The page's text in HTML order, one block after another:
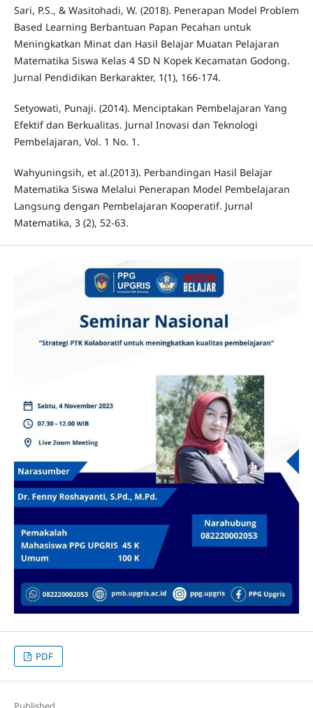
Sari, P.S., & Wasitohadi, W. (2018). Penerapan Model Problem
Based Learning Berbantuan Papan Pecahan untuk
Meningkatkan Minat dan Hasil Belajar Muatan Pelajaran
Matematika Siswa Kelas 4 SD N Kopek Kecamatan Godong.
Jurnal Pendidikan Berkarakter, 1(1), 166-174.
Setyowati, Punaji. (2014). Menciptakan Pembelajaran Yang
Efektif dan Berkualitas. Jurnal Inovasi dan Teknologi
Pembelajaran, Vol. 1 No. 1.
Wahyuningsih, et al.(2013). Perbandingan Hasil Belajar
Matematika Siswa Melalui Penerapan Model Pembelajaran
Langsung dengan Pembelajaran Kooperatif. Jurnal
Matematika, 3 (2), 52-63.
PDF